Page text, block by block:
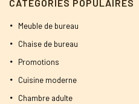
CATÉGORIES POPULAIRES
Meuble de bureau
Chaise de bureau
Promotions
Cuisine moderne
Chambre adulte